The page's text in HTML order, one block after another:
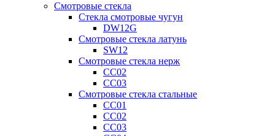
Смотровые стекла
Стекла смотровые чугун
DW12G
Смотровые стекла латунь
SW12
Смотровые стекла нерж
СС02
СС03
Смотровые стекла стальные
СС01
СС02
СС03